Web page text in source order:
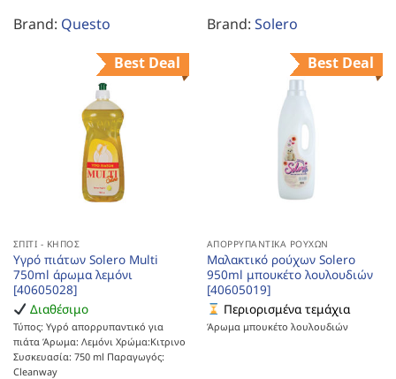
Brand: Questo Brand: Solero
Best Deal
ΣΠΊΤΙ - ΚΉΠΟΣ
Υγρό πιάτων Solero Multi
750ml άρωμα λεμόνι
[40605028]
Διαθέσιμο
Τύπος: Υγρό απορρυπαντικό για
πιάτα Άρωμα: Λεμόνι Χρώμα:Κιτρινο
Συσκευασία: 750 ml Παραγωγός:
Cleanway
Best Deal
ΑΠΟΡΡΥΠΑΝΤΙΚΆ ΡΟΎΧΩΝ
Μαλακτικό ρούχων Solero
950ml μπουκέτο λουλουδιών
[40605019]
Περιορισμένα τεμάχια
Άρωμα μπουκέτο λουλουδιών